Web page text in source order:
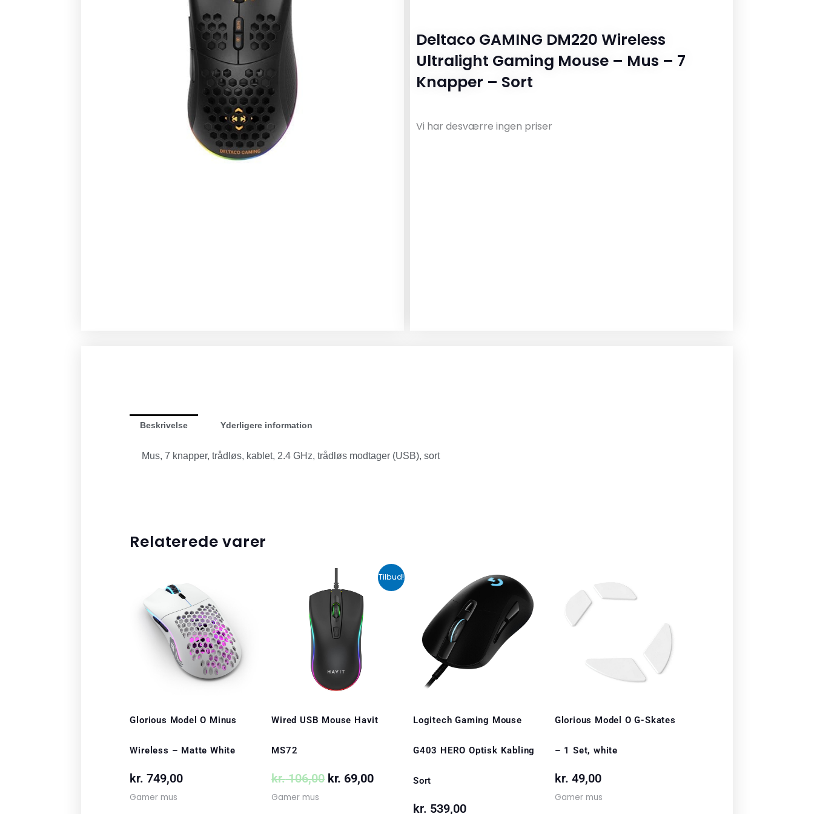
Deltaco GAMING DM220 Wireless
Ultralight Gaming Mouse – Mus – 7
Knapper – Sort
Vi har desværre ingen priser
Beskrivelse Yderligere information
Mus, 7 knapper, trådløs, kablet, 2.4 GHz, trådløs modtager (USB), sort
Relaterede varer
Glorious Model O Minus
Wireless – Matte White
kr. 749,00
Gamer mus
Tilbud!
Wired USB Mouse Havit
MS72
kr.106,00
oprindelige
pris
var:
kr. 106,00.
kr. 69,00
Den
aktuelle
kr. 69,00.
Gamer mus
Logitech Gaming Mouse
G403 HERO Optisk Kabling
Sort
kr. 539,00
Glorious Model O G-Skates
– 1 Set, white
kr. 49,00
Gamer mus